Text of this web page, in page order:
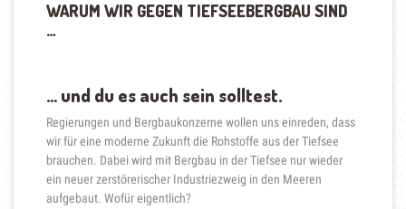
WARUM WIR GEGEN TIEFSEEBERGBAU SIND
…
… und du es auch sein solltest.
Regierungen und Bergbaukonzerne wollen uns einreden, dass
wir für eine moderne Zukunft die Rohstoffe aus der Tiefsee
brauchen. Dabei wird mit Bergbau in der Tiefsee nur wieder
ein neuer zerstörerischer Industriezweig in den Meeren
aufgebaut. Wofür eigentlich?